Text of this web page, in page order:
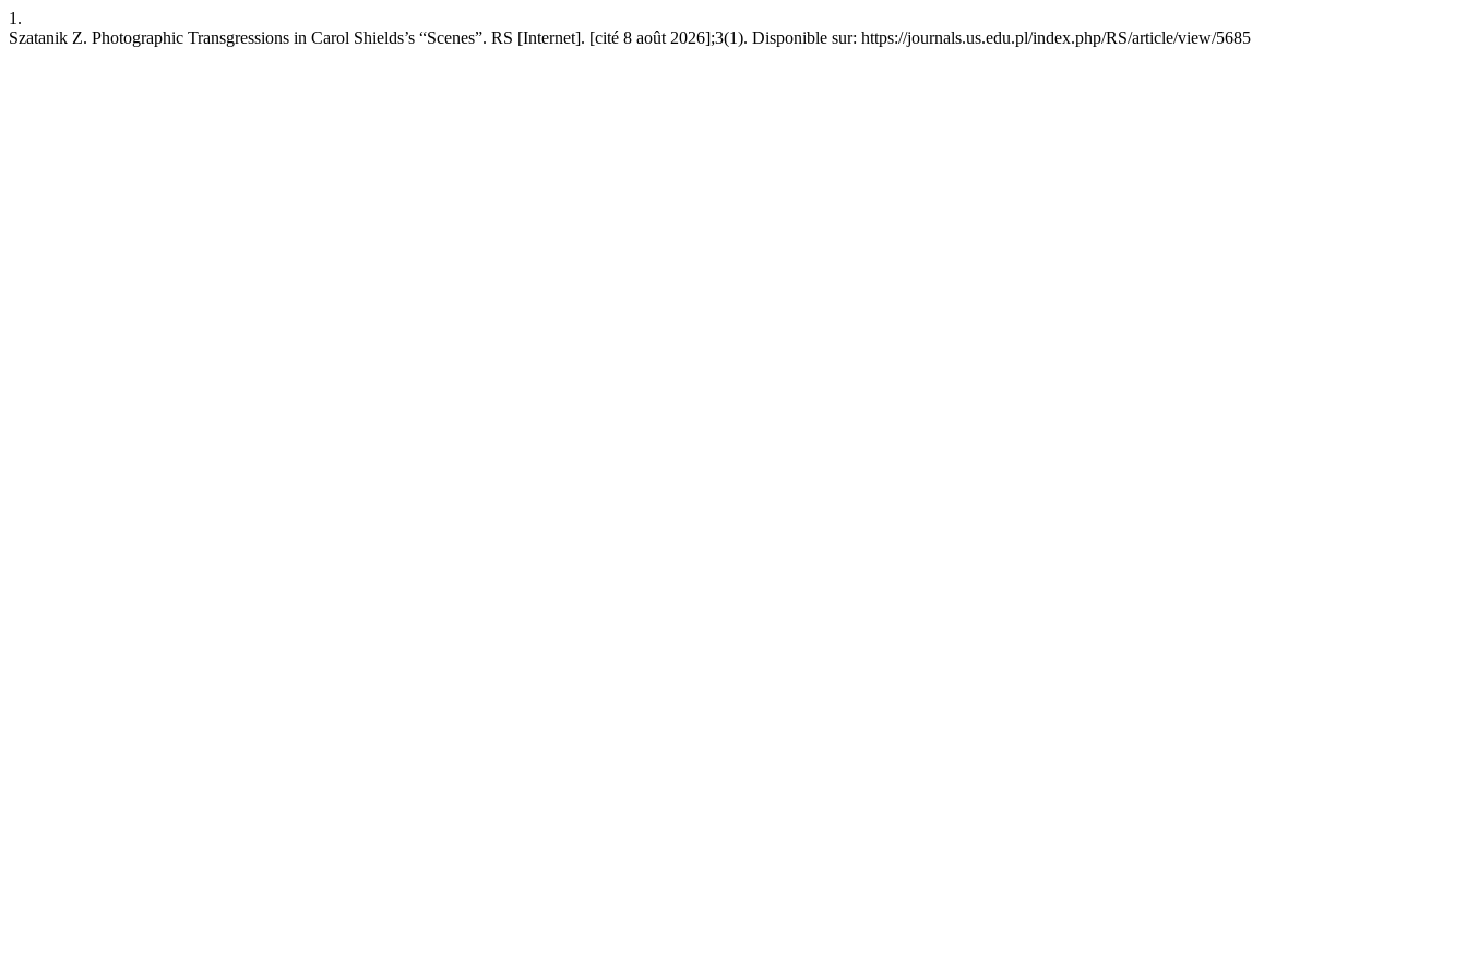
1.
Szatanik Z. Photographic Transgressions in Carol Shields’s “Scenes”. RS [Internet]. [cité 8 août 2026];3(1). Disponible sur: https://journals.us.edu.pl/index.php/RS/article/view/5685